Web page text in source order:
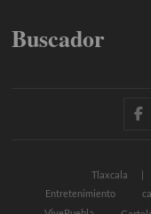
Buscador
Tlaxcala
Entretenimiento